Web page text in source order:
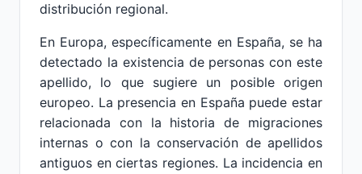
distribución regional.
En Europa, específicamente en España, se ha
detectado la existencia de personas con este
apellido, lo que sugiere un posible origen
europeo. La presencia en España puede estar
relacionada con la historia de migraciones
internas o con la conservación de apellidos
antiguos en ciertas regiones. La incidencia en